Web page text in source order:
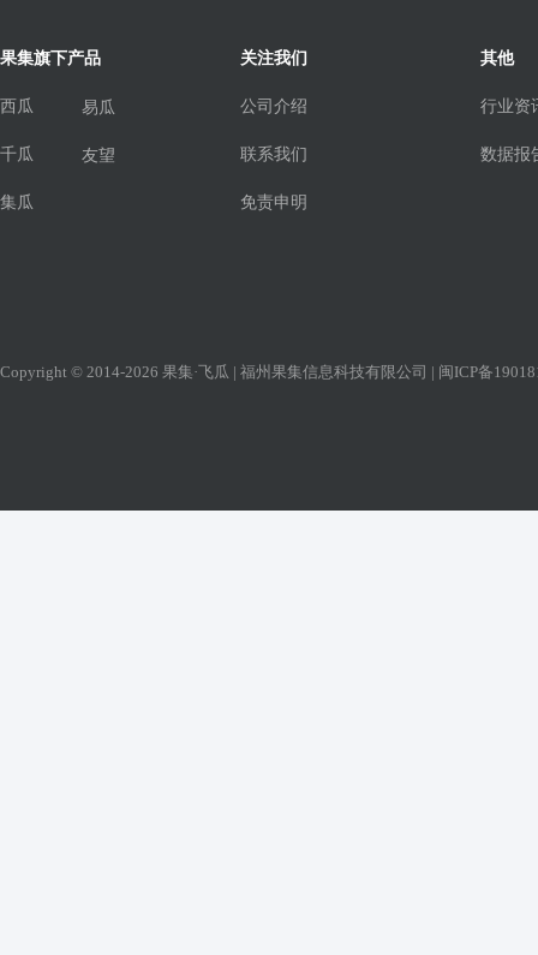
果集旗下产品
西瓜
千瓜
集瓜
易瓜
友望
关注我们
公司介绍
联系我们
免责申明
其他
行业资
数据报
Copyright © 2014-2026 果集·飞瓜 | 福州果集信息科技有限公司 | 闽ICP备